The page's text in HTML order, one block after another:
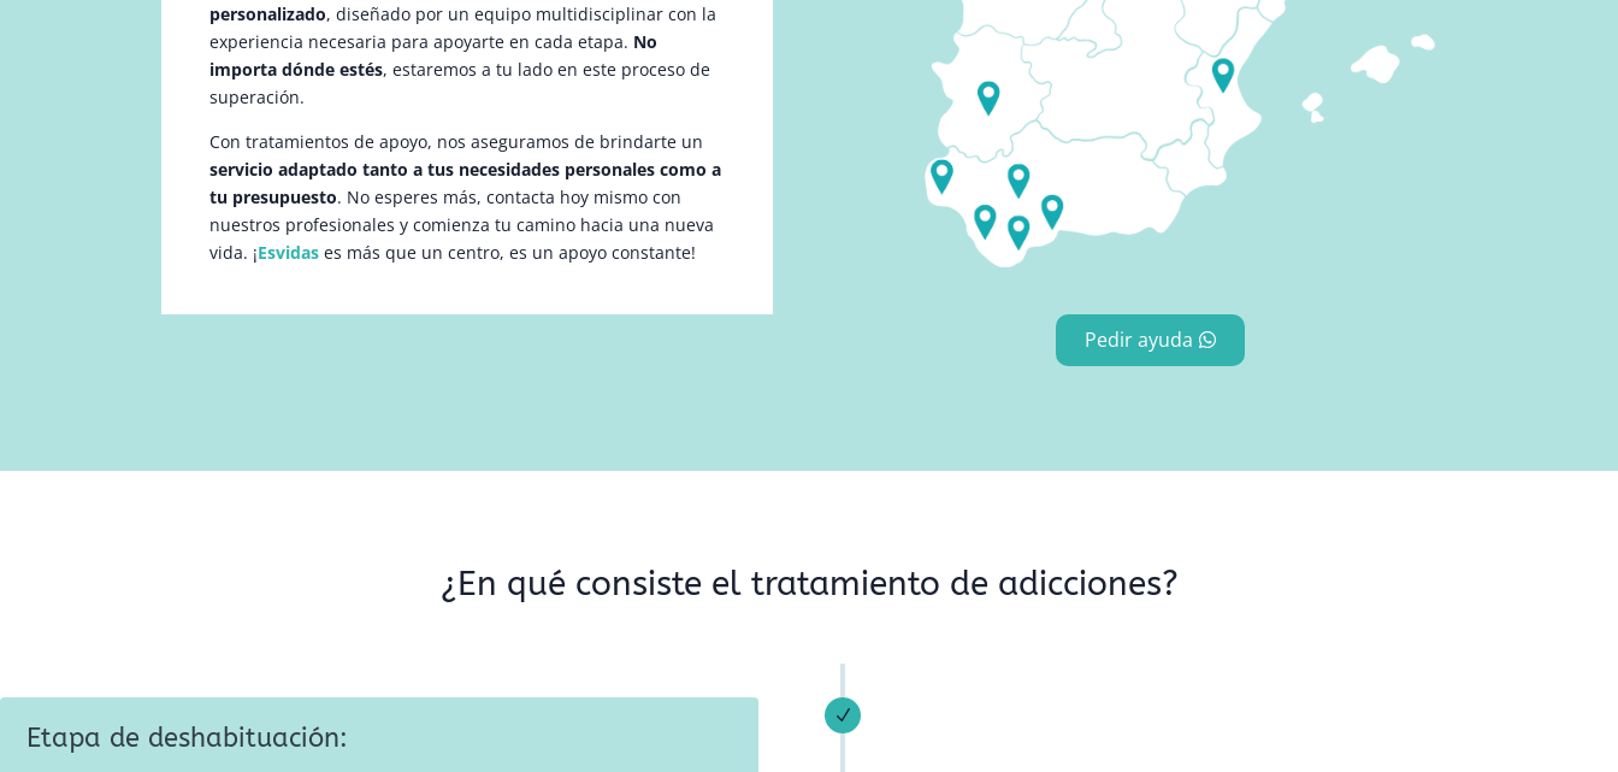
personalizado, diseñado por un equipo multidisciplinar con la
experiencia necesaria para apoyarte en cada etapa. No
importa dónde estés, estaremos a tu lado en este proceso de
superación.
Con tratamientos de apoyo, nos aseguramos de brindarte un
servicio adaptado tanto a tus necesidades personales como a
tu presupuesto. No esperes más, contacta hoy mismo con
nuestros profesionales y comienza tu camino hacia una nueva
vida. ¡Esvidas es más que un centro, es un apoyo constante!
Pedir ayuda
¿En qué consiste el tratamiento de adicciones?
N
Etapa de deshabituación: